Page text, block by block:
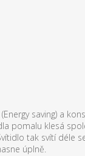
saving) a
pomalu klesá
tak svítí déle
úplně.